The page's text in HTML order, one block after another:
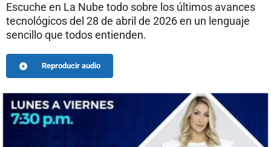
Escuche en La Nube todo sobre los últimos avances
tecnológicos del 28 de abril de 2026 en un lenguaje
sencillo que todos entienden.
Reproducir audio